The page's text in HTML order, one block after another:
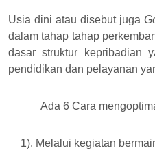
Usia dini atau disebut juga
dalam tahap tahap
dasar struktur kepribadian
pendidikan dan pelayanan
Ada 6 Cara
1). Melalui kegiatan